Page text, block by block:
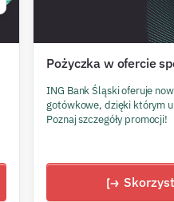
Pożyczka w ofercie
ING Bank Śląski oferuje
gotówkowe, dzięki którym
Poznaj szczegóły promocji!